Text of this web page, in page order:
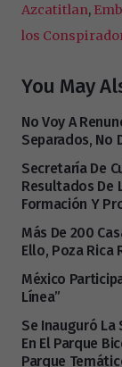
Azcatitlan,
los
You May
No Voy A
Separados, No
Secretaría De
Resultados De
Formación Y
Más De 200
Ello, Poza Rica
México
Línea”
Se Inauguró La
En El Parque
Parque